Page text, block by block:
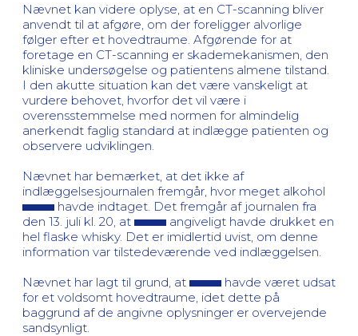
Nævnet kan videre oplyse, at en CT-scanning bliver
anvendt til at afgøre, om der foreligger alvorlige
følger efter et hovedtraume. Afgørende for at
foretage en CT-scanning er skademekanismen, den
kliniske undersøgelse og patientens almene tilstand.
I den akutte situation kan det være vanskeligt at
vurdere behovet, hvorfor det vil være i
overensstemmelse med normen for almindelig
anerkendt faglig standard at indlægge patienten og
observere udviklingen.
Nævnet har bemærket, at det ikke af
indlæggelsesjournalen fremgår, hvor meget alkohol
havde indtaget. Det fremgår af journalen fra
den 13. juli kl. 20, at
angiveligt havde drukket en
hel flaske whisky. Det er imidlertid uvist, om denne
information var tilstedeværende ved indlæggelsen.
Nævnet har lagt til grund, at
havde været udsat
for et voldsomt hovedtraume, idet dette på
baggrund af de angivne oplysninger er overvejende
sandsynligt.